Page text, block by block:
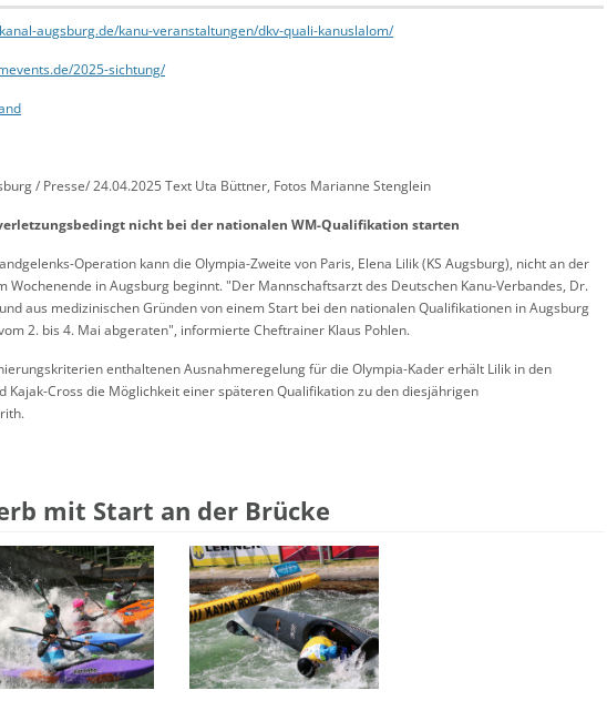
augsburg.de/kanu-veranstaltungen/dkv-quali-kanuslalom/
2025-sichtung/
/ Presse/ 24.04.2025 Text Uta Büttner, Fotos Marianne Stenglein
nicht bei der nationalen WM-Qualifikation starten
Operation kann die Olympia-Zweite von Paris, Elena Lilik (KS Augsburg), nicht an der
in Augsburg beginnt. "Der Mannschaftsarzt des Deutschen Kanu-Verbandes, Dr.
aus medizinischen Gründen von einem Start bei den nationalen Qualifikationen in Augsburg
2. bis 4. Mai abgeraten", informierte Cheftrainer Klaus Pohlen.
enthaltenen Ausnahmeregelung für die Olympia-Kader erhält Lilik in den
Kajak-Cross die Möglichkeit einer späteren Qualifikation zu den diesjährigen
mit Start an der Brücke